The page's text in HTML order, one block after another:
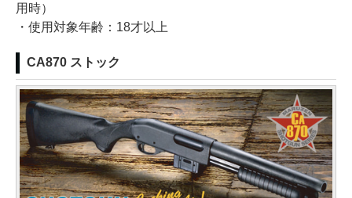
用時）
・使用対象年齢：18才以上
CA870 ストック